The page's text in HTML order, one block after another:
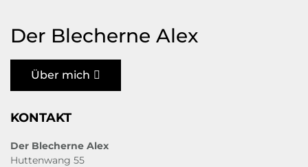
Der Blecherne Alex
Über mich
KONTAKT
Der Blecherne Alex
Huttenwang 55